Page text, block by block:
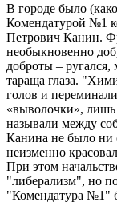
В городе было
Комендатурой №1
Петрович Канин.
необыкновенно
доброты – ругался,
тараща глаза.
голов и
«выволочки», лишь
называли между
Канина не было ни
неизменно
При этом
"либерализм", но
"Комендатура №1"